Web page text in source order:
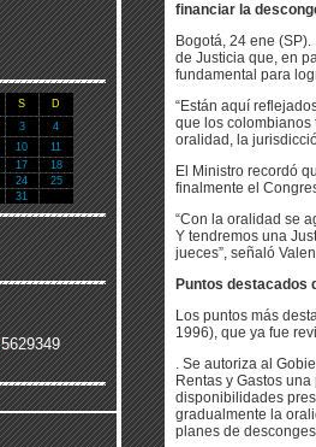
S
D
3
4
10
11
17
18
24
25
31
5629349
financiar la
Bogotá, 24 ene
de Justicia que, en
fundamental para
“Están aquí
que los colombianos
oralidad, la
El Ministro recordó
finalmente el
“Con la oralidad se
Y tendremos una
jueces”, señaló
Puntos destacados
Los puntos más
1996), que ya fue
. Se autoriza al
Rentas y Gastos
disponibilidades
gradualmente la
planes de